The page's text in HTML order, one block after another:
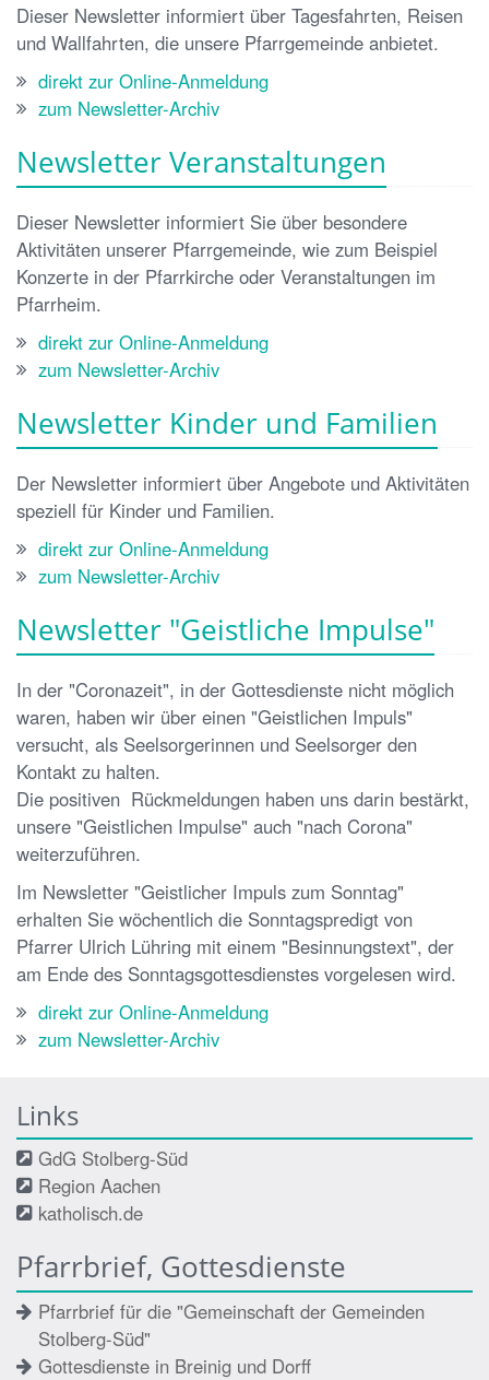
Dieser Newsletter informiert über Tagesfahrten, Reisen
und Wallfahrten, die unsere Pfarrgemeinde anbietet.
direkt zur Online-Anmeldung
zum Newsletter-Archiv
Newsletter Veranstaltungen
Dieser Newsletter informiert Sie über besondere
Aktivitäten unserer Pfarrgemeinde, wie zum Beispiel
Konzerte in der Pfarrkirche oder Veranstaltungen im
Pfarrheim.
direkt zur Online-Anmeldung
zum Newsletter-Archiv
Newsletter Kinder und Familien
Der Newsletter informiert über Angebote und Aktivitäten
speziell für Kinder und Familien.
direkt zur Online-Anmeldung
zum Newsletter-Archiv
Newsletter "Geistliche Impulse"
In der "Coronazeit", in der Gottesdienste nicht möglich
waren, haben wir über einen "Geistlichen Impuls"
versucht, als Seelsorgerinnen und Seelsorger den
Kontakt zu halten.
Die positiven Rückmeldungen haben uns darin bestärkt,
unsere "Geistlichen Impulse" auch "nach Corona"
weiterzuführen.
Im Newsletter "Geistlicher Impuls zum Sonntag"
erhalten Sie wöchentlich die Sonntagspredigt von
Pfarrer Ulrich Lühring mit einem "Besinnungstext", der
am Ende des Sonntagsgottesdienstes vorgelesen wird.
direkt zur Online-Anmeldung
zum Newsletter-Archiv
Links
GdG Stolberg-Süd
Region Aachen
katholisch.de
Pfarrbrief, Gottesdienste
Pfarrbrief für die "Gemeinschaft der Gemeinden
Stolberg-Süd"
Gottesdienste in Breinig und Dorff